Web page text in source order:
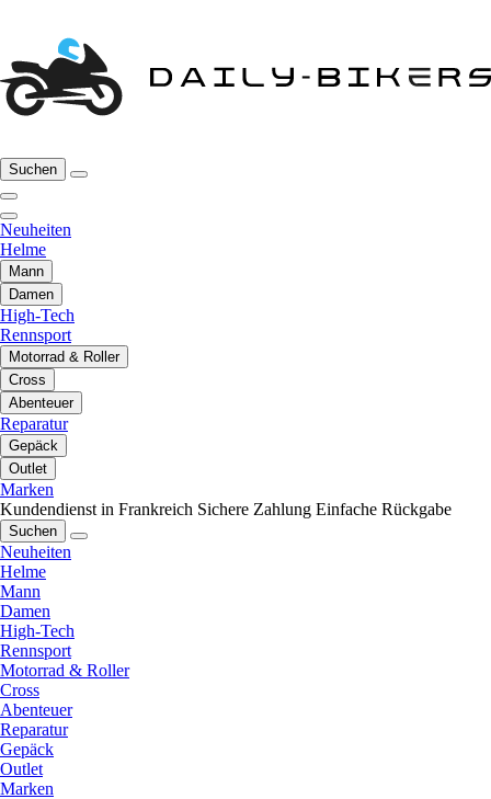
Suchen
Neuheiten
Helme
Mann
Damen
High-Tech
Rennsport
Motorrad & Roller
Cross
Abenteuer
Reparatur
Gepäck
Outlet
Marken
Kundendienst in Frankreich Sichere Zahlung Einfache Rückgabe
Suchen
Neuheiten
Helme
Mann
Damen
High-Tech
Rennsport
Motorrad & Roller
Cross
Abenteuer
Reparatur
Gepäck
Outlet
Marken